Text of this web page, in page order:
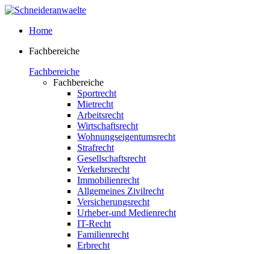
Home
Fachbereiche
Fachbereiche
Fachbereiche
Sportrecht
Mietrecht
Arbeitsrecht
Wirtschaftsrecht
Wohnungseigentumsrecht
Strafrecht
Gesellschaftsrecht
Verkehrsrecht
Immobilienrecht
Allgemeines Zivilrecht
Versicherungsrecht
Urheber-und Medienrecht
IT-Recht
Familienrecht
Erbrecht